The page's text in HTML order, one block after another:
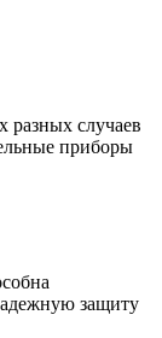
разных случаев
приборы
защиту